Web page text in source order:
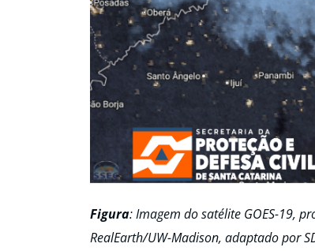
Figura: Imagem do satélite GOES-19,
RealEarth/UW-Madison, adaptado por